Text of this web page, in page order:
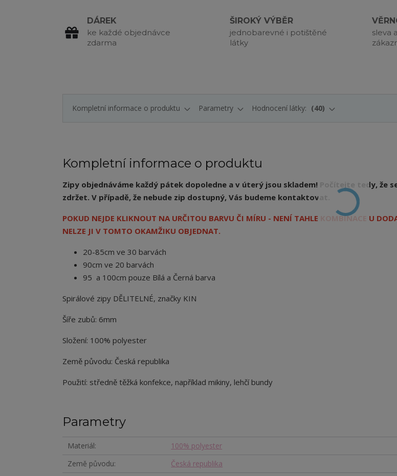
DÁREK
ke každé objednávce
zdarma
ŠIROKÝ VÝBĚR
jednobarevné i potištěné
látky
sleva
Kompletní informace o produktu Parametry Hodnocení látky: 40
Kompletní informace o produktu
Zipy objednáváme každý pátek dopoledne a v úterý jsou skladem! Počítejte tedy, že
zdržet. V případě, že nebude zip dostupný, Vás budeme kontaktovat.
POKUD NEJDE KLIKNOUT NA URČITOU BARVU ČI MÍRU - NENÍ TAHLE KOMBINACE U
NELZE JI V TOMTO OKAMŽIKU OBJEDNAT.
20-85cm ve 30 barvách
90cm ve 20 barvách
95 a 100cm pouze Bílá a Černá barva
Spirálové zipy DĚLITELNÉ, značky KIN
Šíře zubů: 6mm
Složení: 100% polyester
Země původu: Česká republika
Použití: středně těžká konfekce, například mikiny, lehčí bundy
Parametry
Materiál
100% polyester
Země původu
Česká republika